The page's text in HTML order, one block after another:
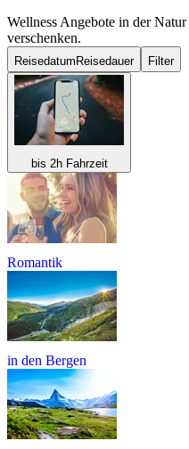
Wellness Angebote in der
verschenken.
Reisedatum Reisedauer Filter
bis 2h Fahrzeit
Romantik
in den Bergen